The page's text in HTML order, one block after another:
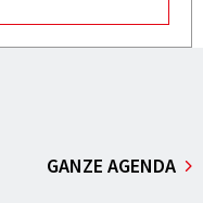
GANZE AGENDA